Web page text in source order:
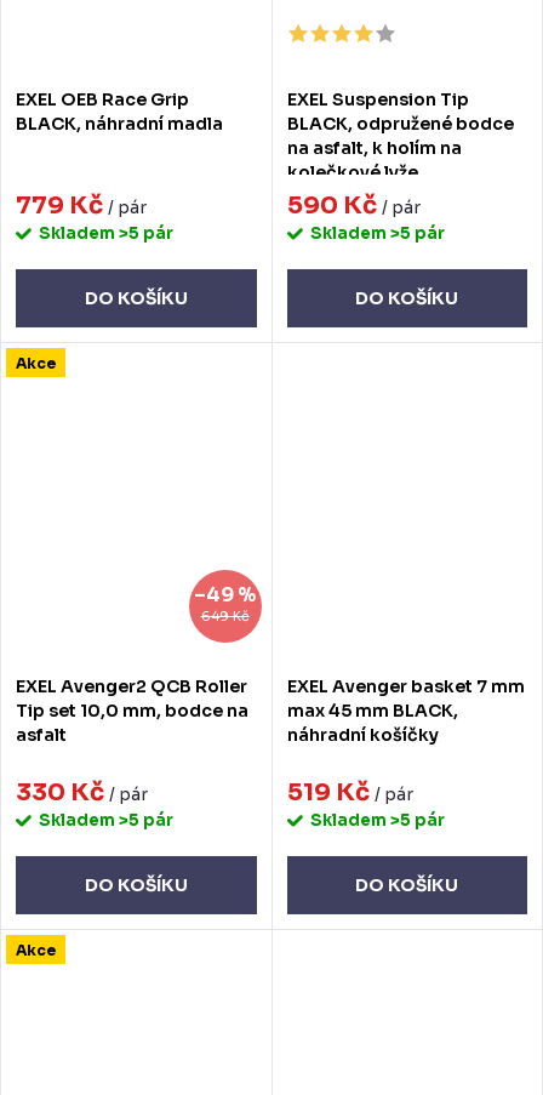
EXEL OEB Race Grip
BLACK, náhradní madla
779 Kč / pár
Skladem >5 pár
DO KOŠÍKU
EXEL Suspension Tip
BLACK, odpružené bodce
na asfalt, k holím na
kolečkové lyže
590 Kč / pár
Skladem >5 pár
DO KOŠÍKU
Akce
649 Kč
–49 %
EXEL Avenger2 QCB Roller
Tip set 10,0 mm, bodce na
asfalt
330 Kč / pár
Skladem >5 pár
DO KOŠÍKU
EXEL Avenger basket 7 mm
max 45 mm BLACK,
náhradní košíčky
519 Kč / pár
Skladem >5 pár
DO KOŠÍKU
Akce